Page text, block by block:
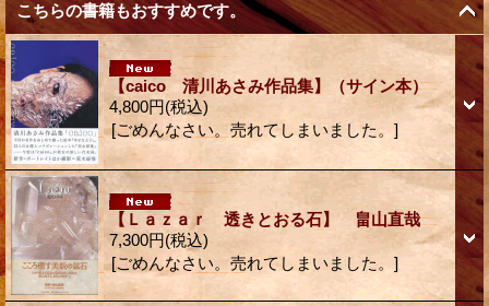
こちらの書籍もおすすめです。
【caico 清川あさみ作品集】（サイン本）
4,800円(税込)
[ごめんなさい。売れてしまいました。]
【Ｌａｚａｒ 透きとおる石】 畠山直哉
7,300円(税込)
[ごめんなさい。売れてしまいました。]